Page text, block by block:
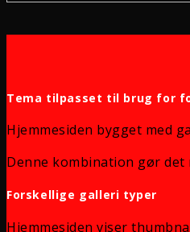
Tema tilpasset til brug for
Hjemmesiden bygget med
Denne kombination gør
Forskellige galleri typer
Hjemmesiden viser